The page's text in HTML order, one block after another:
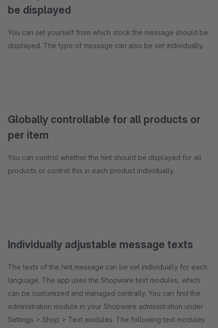
be displayed
You can set yourself from which stock the message should be
displayed. The type of message can also be set individually.
Globally controllable for all products or
per item
You can control whether the hint should be displayed for all
products or control this in each product individually.
Individually adjustable message texts
The texts of the hint message can be set individually for each
language. The app uses the Shopware text modules, which
can be customized and managed centrally. You can find the
administration module in your Shopware administration under
Settings > Shop > Text modules. The following text modules